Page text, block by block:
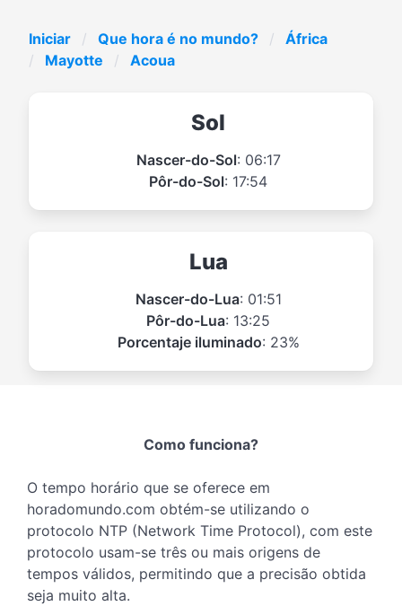
Iniciar Que hora é no mundo?
África
Mayotte
Acoua
Sol
Nascer-do-Sol: 06:17
Pôr-do-Sol: 17:54
Lua
Nascer-do-Lua: 01:51
Pôr-do-Lua: 13:25
Porcentaje iluminado: 23%
Como funciona?
O tempo horário que se oferece em
horadomundo.com obtém-se utilizando o
protocolo NTP (Network Time Protocol), com este
protocolo usam-se três ou mais origens de
tempos válidos, permitindo que a precisão obtida
seja muito alta.